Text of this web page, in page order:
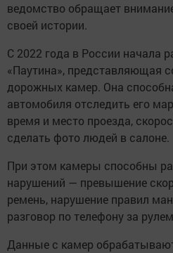
ведомство обращает
своей истории.
С 2022 года в России начала
«Паутина», представляющая
дорожных камер. Она
автомобиля отследить его
время и место проезда,
сделать фото людей в салоне.
При этом камеры способны
нарушений — превышение
ремень, нарушение правил
разговор по телефону за
Данные с камер